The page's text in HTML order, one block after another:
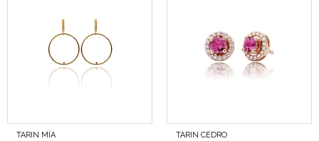
TARIN MÍA
TARIN CEDRO